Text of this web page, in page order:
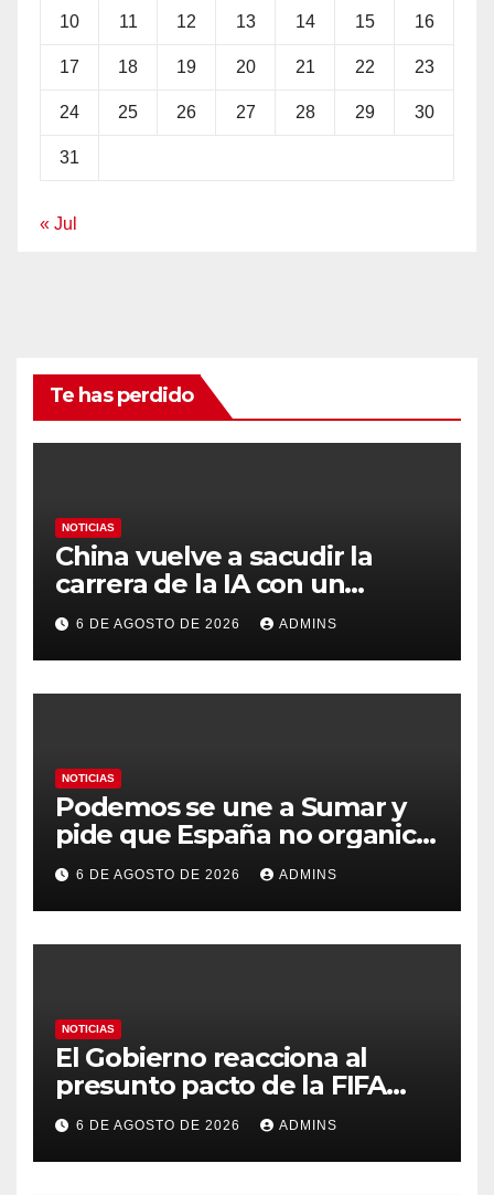
10 11 12 13 14 15 16
17 18 19 20 21 22 23
24 25 26 27 28 29 30
31
« Jul
Te has perdido
NOTICIAS
China vuelve a sacudir la
carrera de la IA con un
modelo capaz de trabajar
durante días sin intervención
humana
6 DE AGOSTO DE 2026 ADMINS
NOTICIAS
Podemos se une a Sumar y
pide que España no organice
el Mundial 2030 con
Marruecos por «atentar
contra la soberanía nacional»
6 DE AGOSTO DE 2026 ADMINS
NOTICIAS
El Gobierno reacciona al
presunto pacto de la FIFA
con Marruecos para acoger la
final del Mundial 2030:
«Tiene que ser en España»
6 DE AGOSTO DE 2026 ADMINS